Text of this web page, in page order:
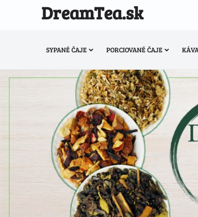
DreamTea.sk
SYPANÉ ČAJE PORCIOVANÉ ČAJE